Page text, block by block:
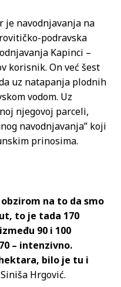
je navodnjavanja na
podravska
Kapinci –
korisnik. On već šest
uz natapanja plodnih
vodom. Uz
njegovoj parceli,
navodnjavanja” koji
prinosima.
na to da smo
to je tada 170
90 i 100
– intenzivno.
bilo je tu i
Hrgović.